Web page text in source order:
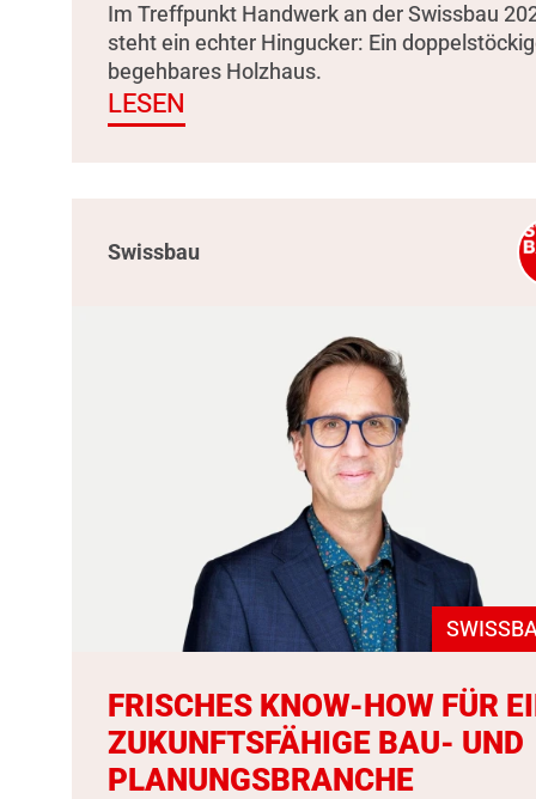
Im Treffpunkt Handwerk an der Swissbau
steht ein echter Hingucker: Ein
begehbares Holzhaus.
LESEN
Swissbau
FRISCHES KNOW-HOW FÜR
ZUKUNFTSFÄHIGE BAU- UND
PLANUNGSBRANCHE